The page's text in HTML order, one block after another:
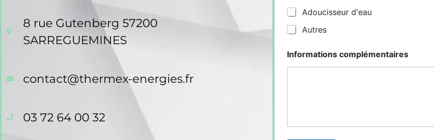
8 rue Gutenberg 57200
SARREGUEMINES
contact@thermex-energies.fr
03 72 64 00 32
Adoucisseur d'eau
Autres
Informations complémentaires